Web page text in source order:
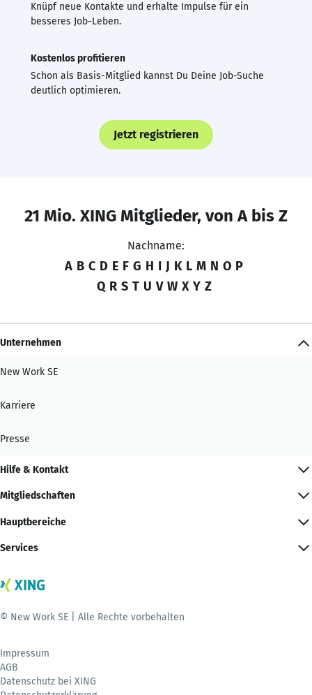
Knüpf neue Kontakte und erhalte Impulse für ein
besseres Job-Leben.
Kostenlos profitieren
Schon als Basis-Mitglied kannst Du Deine Job-Suche
deutlich optimieren.
Jetzt registrieren
21 Mio. XING Mitglieder, von A bis Z
Nachname:
A B C D E F G H I J K L M N O P
Q R S T U V W X Y Z
Unternehmen
New Work SE
Karriere
Presse
Hilfe & Kontakt
Mitgliedschaften
Hauptbereiche
Services
© New Work SE | Alle Rechte vorbehalten
Impressum
AGB
Datenschutz bei XING